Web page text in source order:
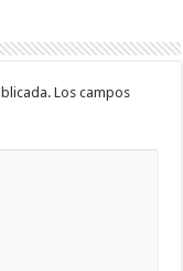
Los campos